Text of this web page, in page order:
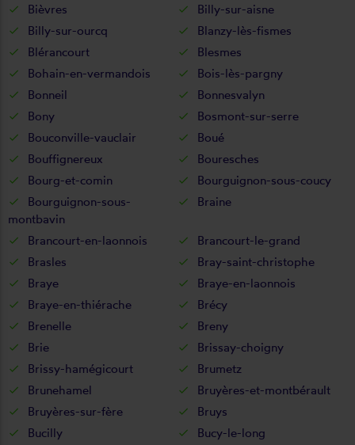
Bièvres
Billy-sur-aisne
Billy-sur-ourcq
Blanzy-lès-fismes
Blérancourt
Blesmes
Bohain-en-vermandois
Bois-lès-pargny
Bonneil
Bonnesvalyn
Bony
Bosmont-sur-serre
Bouconville-vauclair
Boué
Bouffignereux
Bouresches
Bourg-et-comin
Bourguignon-sous-coucy
Bourguignon-sous-
montbavin
Braine
Brancourt-en-laonnois
Brancourt-le-grand
Brasles
Bray-saint-christophe
Braye
Braye-en-laonnois
Braye-en-thiérache
Brécy
Brenelle
Breny
Brie
Brissay-choigny
Brissy-hamégicourt
Brumetz
Brunehamel
Bruyères-et-montbérault
Bruyères-sur-fère
Bruys
Bucilly
Bucy-le-long